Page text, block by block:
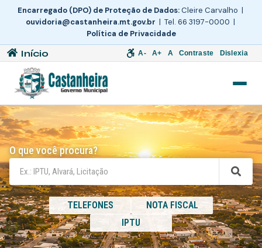
Encarregado (DPO) de Proteção de Dados:Cleire Carvalho |
ouvidoria@castanheira.mt.gov.br | Tel. 66 3197-0000 |
Política de Privacidade
Início A- A+ A Contraste Dislexia
O que você procura?
TELEFONES
NOTA FISCAL
IPTU